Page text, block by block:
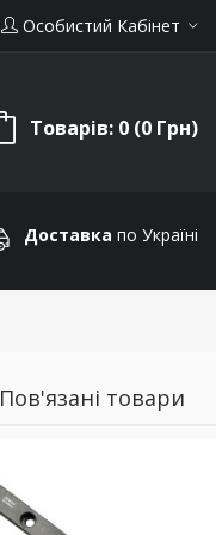
Особистий Кабінет
Товарів: 0 (0 Грн)
Доставка по Україні
Пов'язані товари